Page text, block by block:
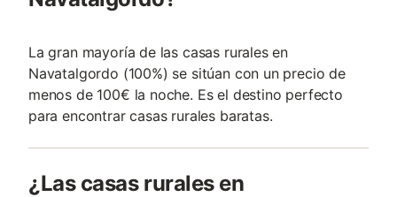
La gran mayoría de las casas rurales en
Navatalgordo (100%) se sitúan con un precio de
menos de 100€ la noche. Es el destino perfecto
para encontrar casas rurales baratas.
¿Las casas rurales en